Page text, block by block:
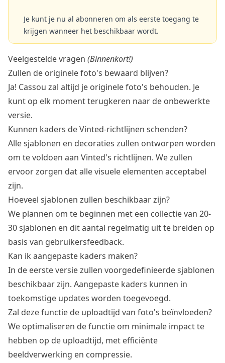
Je kunt je nu al abonneren om als eerste toegang te
krijgen wanneer het beschikbaar wordt.
Veelgestelde vragen (Binnenkort!)
Zullen de originele foto's bewaard blijven?
Ja! Cassou zal altijd je originele foto's behouden. Je
kunt op elk moment terugkeren naar de onbewerkte
versie.
Kunnen kaders de Vinted-richtlijnen schenden?
Alle sjablonen en decoraties zullen ontworpen worden
om te voldoen aan Vinted's richtlijnen. We zullen
ervoor zorgen dat alle visuele elementen acceptabel
zijn.
Hoeveel sjablonen zullen beschikbaar zijn?
We plannen om te beginnen met een collectie van 20-
30 sjablonen en dit aantal regelmatig uit te breiden op
basis van gebruikersfeedback.
Kan ik aangepaste kaders maken?
In de eerste versie zullen voorgedefinieerde sjablonen
beschikbaar zijn. Aangepaste kaders kunnen in
toekomstige updates worden toegevoegd.
Zal deze functie de uploadtijd van foto's beïnvloeden?
We optimaliseren de functie om minimale impact te
hebben op de uploadtijd, met efficiënte
beeldverwerking en compressie.